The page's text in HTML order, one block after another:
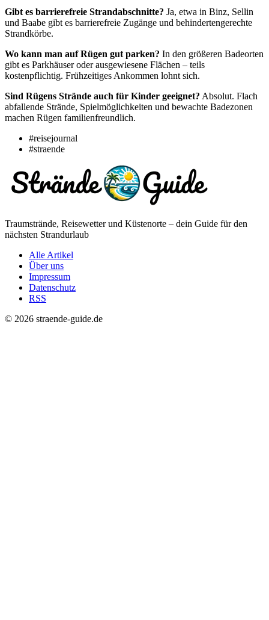
Gibt es barrierefreie Strandabschnitte? Ja, etwa in Binz, Sellin
und Baabe gibt es barrierefreie Zugänge und behindertengerechte
Strandkörbe.
Wo kann man auf Rügen gut parken? In den größeren Badeorten
gibt es Parkhäuser oder ausgewiesene Flächen – teils
kostenpflichtig. Frühzeitiges Ankommen lohnt sich.
Sind Rügens Strände auch für Kinder geeignet? Absolut. Flach
abfallende Strände, Spielmöglichkeiten und bewachte Badezonen
machen Rügen familienfreundlich.
#reisejournal
#straende
Traumstrände, Reisewetter und Küstenorte – dein Guide für den
nächsten Strandurlaub
Alle Artikel
Über uns
Impressum
Datenschutz
RSS
© 2026 straende-guide.de